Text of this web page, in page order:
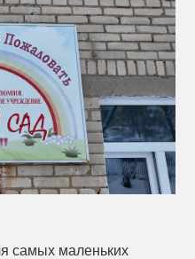
самых маленьких